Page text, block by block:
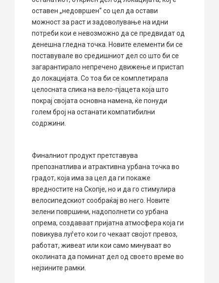
оставен „недовршен“ со цел да остави
можност за раст и задоволување на идни
потреби кои е невозможно да се предвидат од
денешна гледна точка. Новите елементи би се
поставувале во средишниот дел со што би се
загарантирало непречено движење и пристап
до локацијата. Со тоа би се комплетирала
целосната слика на вело-пјацета која што
покрај својата основна намена, ќе понуди
голем број на останати компатибилни
содржини.
Финалниот продукт претставува
препознатлива и атрактивна урбана точка во
градот, која има за цел да ги покаже
вредностите на Скопје, но и да го стимулира
велосипедскиот сообраќај во него. Новите
зелени површини, надополнети со урбана
опрема, создаваат пријатна атмосфера која ги
повикува луѓето кои го чекаат својот превоз,
работат, живеат или кои само минуваат во
околината да поминат дел од своето време во
нејзините рамки.